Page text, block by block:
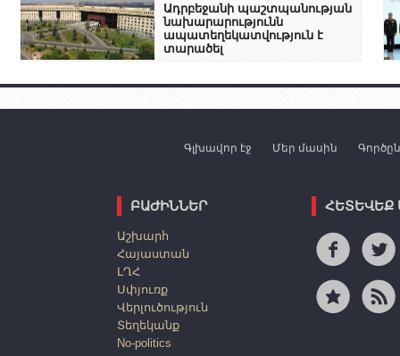
Ադրբեջանի պաշտպանության
նախարարությունն
ապատեղեկատվություն է
տարածել
Գլխավոր էջ Մեր մասին
ԲԱԺԻՆՆԵՐ
Աշխարհ
Հայաստան
ԼՂՀ
Սփյուռք
Վերլուծություն
Տեղեկանք
No-politics
ՀԵՏԵՎԵՔ